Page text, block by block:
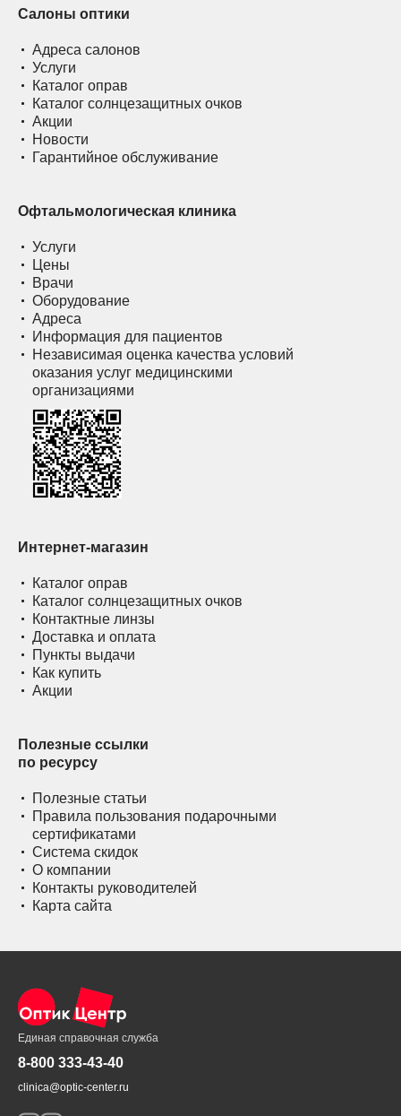
Салоны оптики
Адреса салонов
Услуги
Каталог оправ
Каталог солнцезащитных очков
Акции
Новости
Гарантийное обслуживание
Офтальмологическая клиника
Услуги
Цены
Врачи
Оборудование
Адреса
Информация для пациентов
Независимая оценка качества условий
оказания услуг медицинскими
организациями
Интернет-магазин
Каталог оправ
Каталог солнцезащитных очков
Контактные линзы
Доставка и оплата
Пункты выдачи
Как купить
Акции
Полезные ссылки
по ресурсу
Полезные статьи
Правила пользования подарочными
сертификатами
Система скидок
О компании
Контакты руководителей
Карта сайта
Единая справочная служба
8-800 333-43-40
clinica@optic-center.ru